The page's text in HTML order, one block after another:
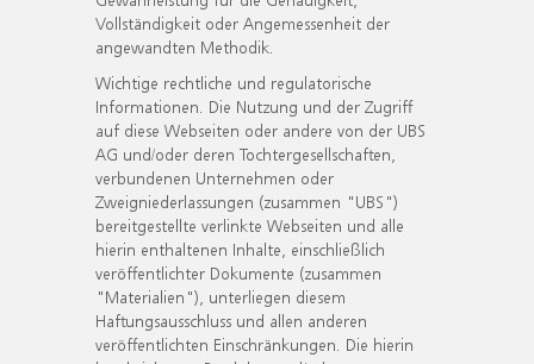
Vollständigkeit oder Angemessenheit der
angewandten Methodik.
Wichtige rechtliche und regulatorische
Informationen. Die Nutzung und der Zugriff
auf diese Webseiten oder andere von der UBS
AG und/oder deren Tochtergesellschaften,
verbundenen Unternehmen oder
Zweigniederlassungen (zusammen "UBS")
bereitgestellte verlinkte Webseiten und alle
hierin enthaltenen Inhalte, einschließlich
veröffentlichter Dokumente (zusammen
"Materialien"), unterliegen diesem
Haftungsausschluss und allen anderen
veröffentlichten Einschränkungen. Die hierin